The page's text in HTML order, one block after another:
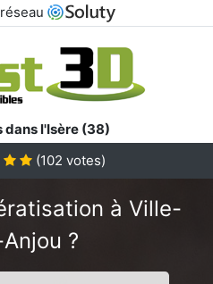
l'Isère (38)
(102 votes)
à Ville-
?